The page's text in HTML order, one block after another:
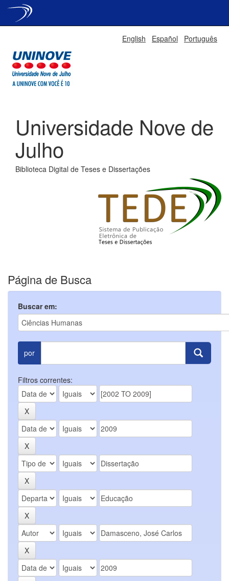
English Español Português
Universidade Nove de
Julho
Biblioteca Digital de Teses e Dissertações
Página de Busca
Buscar em:
por
Filtros correntes: